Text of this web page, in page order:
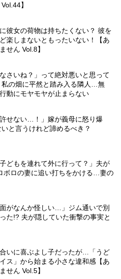
】
彼女の荷物は持ちたくない？ 彼を
楽しまないともったいない！【あ
せん Vol.8】
さいね？」って絶対悪いと思って
の畑に平然と踏み入る隣人…無
動にモヤモヤが止まらない
許せない…！」嫁が義母に怒り爆
と言うけれど諦めるべき？
どもを連れて外に行って？」夫が
ボロの妻に追い打ちをかける…妻の
面がなんか怪しい…」ジム通いで別
た!? 夫が隠していた衝撃の事実と
いに喜ぶよし子だったが…「うど
ス」から始まる小さな違和感【あ
せん Vol.5】